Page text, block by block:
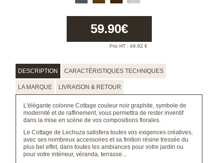
59.90€
Prix HT : 49.92 €
DESCRIPTION CARACTÉRISTIQUES TECHNIQUES
LA MARQUE LIVRAISON & RETOUR
L'élégante colonne Cottage couleur noir graphite, symbole de
modernité et de raffinement, vous permettra de rester inventif
dans la mise en scène de vos compositions florales.
Le Cottage de Lechuza satisfera toutes vos exigences créatives,
avec ses nombreux accessoires et sa finition résine tressée du
plus bel effet, dans toutes les ambiances pour votre jardin ou
pour votre intérieur, véranda, terrasse...